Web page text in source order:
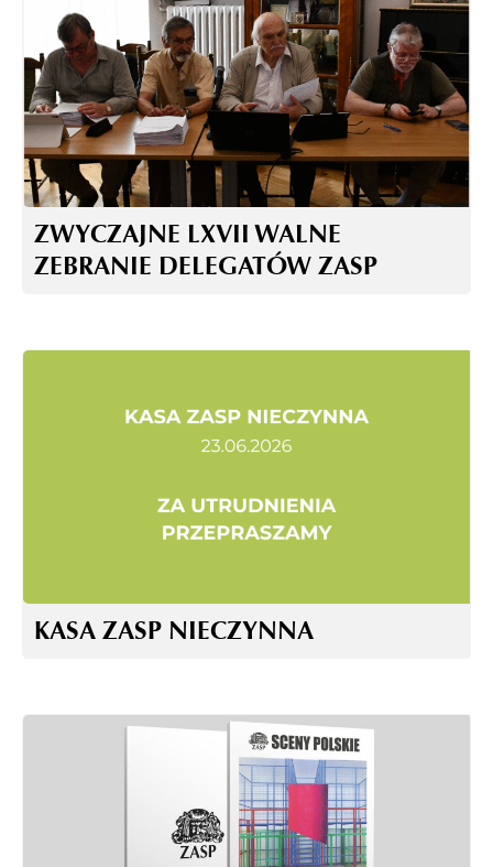
ZWYCZAJNE LXVII WALNE
ZEBRANIE DELEGATÓW ZASP
KASA ZASP NIECZYNNA